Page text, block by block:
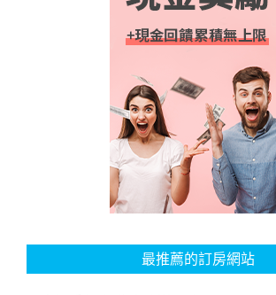
最推薦的訂房網站